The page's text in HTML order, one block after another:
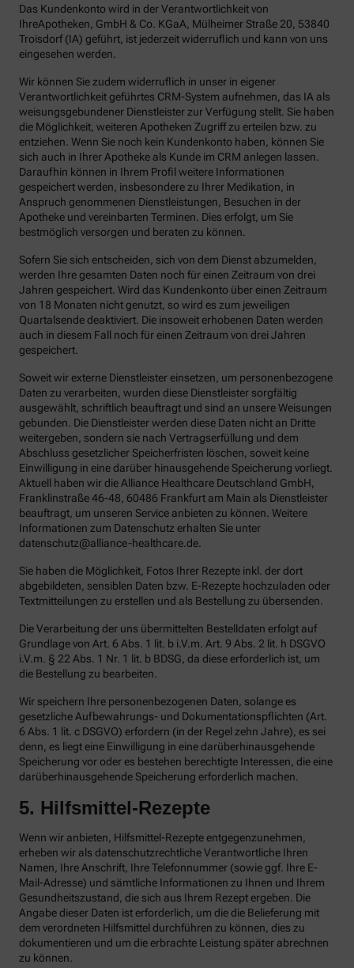
Das Kundenkonto wird in der Verantwortlichkeit von
IhreApotheken, GmbH & Co. KGaA, Mülheimer Straße 20, 53840
Troisdorf (IA) geführt, ist jederzeit widerruflich und kann von uns
eingesehen werden.
Wir können Sie zudem widerruflich in unser in eigener
Verantwortlichkeit geführtes CRM-System aufnehmen, das IA als
weisungsgebundener Dienstleister zur Verfügung stellt. Sie haben
die Möglichkeit, weiteren Apotheken Zugriff zu erteilen bzw. zu
entziehen. Wenn Sie noch kein Kundenkonto haben, können Sie
sich auch in Ihrer Apotheke als Kunde im CRM anlegen lassen.
Daraufhin können in Ihrem Profil weitere Informationen
gespeichert werden, insbesondere zu Ihrer Medikation, in
Anspruch genommenen Dienstleistungen, Besuchen in der
Apotheke und vereinbarten Terminen. Dies erfolgt, um Sie
bestmöglich versorgen und beraten zu können.
Sofern Sie sich entscheiden, sich von dem Dienst abzumelden,
werden Ihre gesamten Daten noch für einen Zeitraum von drei
Jahren gespeichert. Wird das Kundenkonto über einen Zeitraum
von 18 Monaten nicht genutzt, so wird es zum jeweiligen
Quartalsende deaktiviert. Die insoweit erhobenen Daten werden
auch in diesem Fall noch für einen Zeitraum von drei Jahren
gespeichert.
Soweit wir externe Dienstleister einsetzen, um personenbezogene
Daten zu verarbeiten, wurden diese Dienstleister sorgfältig
ausgewählt, schriftlich beauftragt und sind an unsere Weisungen
gebunden. Die Dienstleister werden diese Daten nicht an Dritte
weitergeben, sondern sie nach Vertragserfüllung und dem
Abschluss gesetzlicher Speicherfristen löschen, soweit keine
Einwilligung in eine darüber hinausgehende Speicherung vorliegt.
Aktuell haben wir die Alliance Healthcare Deutschland GmbH,
Franklinstraße 46-48, 60486 Frankfurt am Main als Dienstleister
beauftragt, um unseren Service anbieten zu können. Weitere
Informationen zum Datenschutz erhalten Sie unter
datenschutz@alliance-healthcare.de.
Sie haben die Möglichkeit, Fotos Ihrer Rezepte inkl. der dort
abgebildeten, sensiblen Daten bzw. E-Rezepte hochzuladen oder
Textmitteilungen zu erstellen und als Bestellung zu übersenden.
Die Verarbeitung der uns übermittelten Bestelldaten erfolgt auf
Grundlage von Art. 6 Abs. 1 lit. b i.V.m. Art. 9 Abs. 2 lit. h DSGVO
i.V.m. § 22 Abs. 1 Nr. 1 lit. b BDSG, da diese erforderlich ist, um
die Bestellung zu bearbeiten.
Wir speichern Ihre personenbezogenen Daten, solange es
gesetzliche Aufbewahrungs- und Dokumentationspflichten (Art.
6 Abs. 1 lit. c DSGVO) erfordern (in der Regel zehn Jahre), es sei
denn, es liegt eine Einwilligung in eine darüberhinausgehende
Speicherung vor oder es bestehen berechtigte Interessen, die eine
darüberhinausgehende Speicherung erforderlich machen.
5. Hilfsmittel-Rezepte
Wenn wir anbieten, Hilfsmittel-Rezepte entgegenzunehmen,
erheben wir als datenschutzrechtliche Verantwortliche Ihren
Namen, Ihre Anschrift, Ihre Telefonnummer (sowie ggf. Ihre E-
Mail-Adresse) und sämtliche Informationen zu Ihnen und Ihrem
Gesundheitszustand, die sich aus Ihrem Rezept ergeben. Die
Angabe dieser Daten ist erforderlich, um die die Belieferung mit
dem verordneten Hilfsmittel durchführen zu können, dies zu
dokumentieren und um die erbrachte Leistung später abrechnen
zu können.